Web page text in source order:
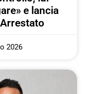
e lancia
2026